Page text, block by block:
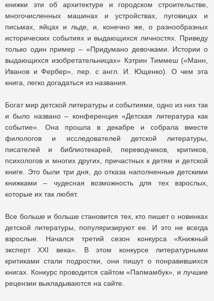
книжки эти об архитектуре и городском строительстве,
многочисленных машинах и устройствах, пуговицах и
письмах, яйцах и льде, и, конечно же, о разнообразных
исторических событиях и выдающихся личностях. Приведу
только один пример – «Придумано девочками. Истории о
выдающихся изобретательницах» Кэтрин Тиммеш («Манн,
Иванов и Фербер», пер. с англ. И. Ющенко). О чем эта
книга, легко догадаться из названия.
Богат мир детской литературы и событиями, одно из них так
и было названо – конференция «Детская литература как
событие». Она прошла в декабре и собрала вместе
филологов и исследователей детской литературы,
писателей и библиотекарей, переводчиков, критиков,
психологов и многих других, причастных к детям и детской
книге. Это были три дня, до отказа наполненные детскими
книжками – чудесная возможность для тех взрослых,
которые их так любят.
Все больше и больше становится тех, кто пишет о новинках
детской литературы, популяризируют ее. И это не всегда
взрослые. Начался третий сезон конкурса «Книжный
эксперт XXI века». В этом конкурсе литературными
критиками стали подростки, они пишут о понравившихся
книгах. Конкурс проводится сайтом «Папмамбук», и лучшие
рецензии выкладываются на сайте.